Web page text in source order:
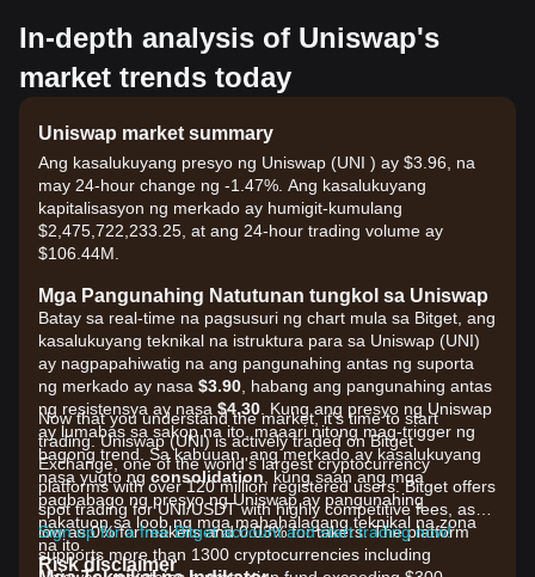
In-depth analysis of Uniswap's
market trends today
Uniswap market summary
Ang kasalukuyang presyo ng Uniswap (UNI ) ay $3.96, na
may 24-hour change ng -1.47%. Ang kasalukuyang
kapitalisasyon ng merkado ay humigit-kumulang
$2,475,722,233.25, at ang 24-hour trading volume ay
$106.44M.
Mga Pangunahing Natutunan tungkol sa Uniswap
Batay sa real-time na pagsusuri ng chart mula sa Bitget, ang
kasalukuyang teknikal na istruktura para sa Uniswap (UNI)
ay nagpapahiwatig na ang pangunahing antas ng suporta
ng merkado ay nasa $3.90 , habang ang pangunahing antas
ng resistensya ay nasa $4.30 . Kung ang presyo ng Uniswap
ay lumabas sa sakop na ito, maaari nitong mag-trigger ng
bagong trend. Sa kabuuan, ang merkado ay kasalukuyang
nasa yugto ng consolidation , kung saan ang mga
pagbabago ng presyo ng Uniswap ay pangunahing
nakatuon sa loob ng mga mahahalagang teknikal na zona
na ito.
Now that you understand the market, it's time to start
trading. Uniswap (UNI) is actively traded on Bitget
Exchange, one of the world's largest cryptocurrency
platforms with over 120 million registered users. Bitget offers
spot trading for UNI/USDT with highly competitive fees, as
low as 0% for makers and 0.03% for takers. The platform
supports more than 1300 cryptocurrencies including
Sign up for a free Bitget account and start trading now!
Risk disclaimer